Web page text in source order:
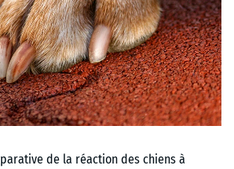
de la réaction des chiens à